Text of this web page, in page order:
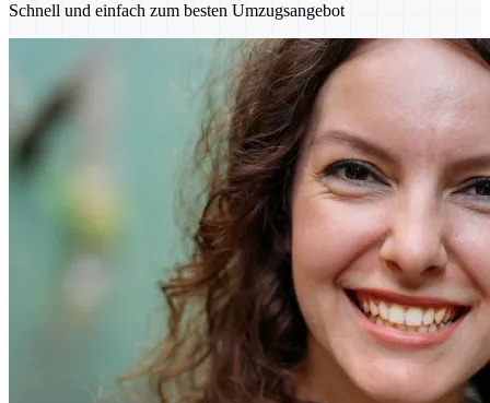
Schnell und einfach zum besten Umzugsangebot